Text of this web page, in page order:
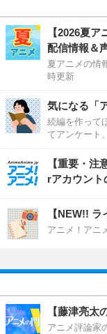
【2026夏
配信情報＆
夏アニメの情
時更新
気になる「
続編を作って
てアンケート
【重要・
rアカウント
【NEW!! ラ
アニメ！アニ
【藤津亮太
アニメ評論家